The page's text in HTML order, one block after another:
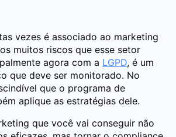
vezes é associado ao marketing
muitos riscos que esse setor
agora com a LGPD, é um
que deve ser monitorado. No
que o programa de
aplique as estratégias dele.
que você vai conseguir não